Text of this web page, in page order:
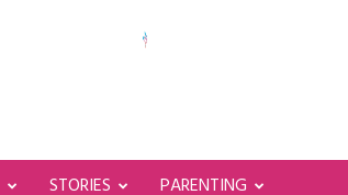
STORIES PARENTING